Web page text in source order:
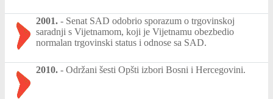
2001. - Senat SAD odobrio sporazum o trgovinskoj
saradnji s Vijetnamom, koji je Vijetnamu obezbedio
normalan trgovinski status i odnose sa SAD.
2010. - Održani šesti Opšti izbori Bosni i Hercegovini.